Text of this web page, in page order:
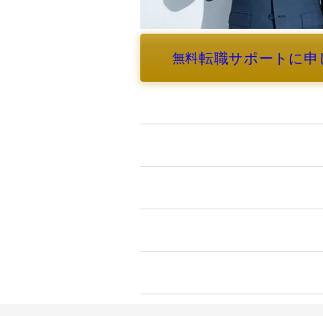
無料転職サポートに申
よくあるご質問